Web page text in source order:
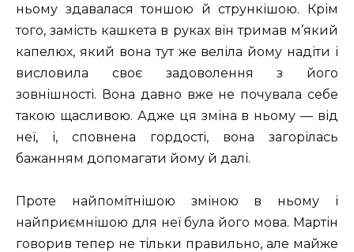
ньому здавалася тоншою й стрункішою. Крім
того, замість кашкета в руках він тримав м’який
капелюх, який вона тут же веліла йому надіти і
висловила своє задоволення з його
зовнішності. Вона давно вже не почувала себе
такою щасливою. Адже ця зміна в ньому — від
неї, і, сповнена гордості, вона загорілась
бажанням допомагати йому й далі.
Проте найпомітнішою зміною в ньому і
найприємнішою для неї була його мова. Мартін
говорив тепер не тільки правильно, але майже